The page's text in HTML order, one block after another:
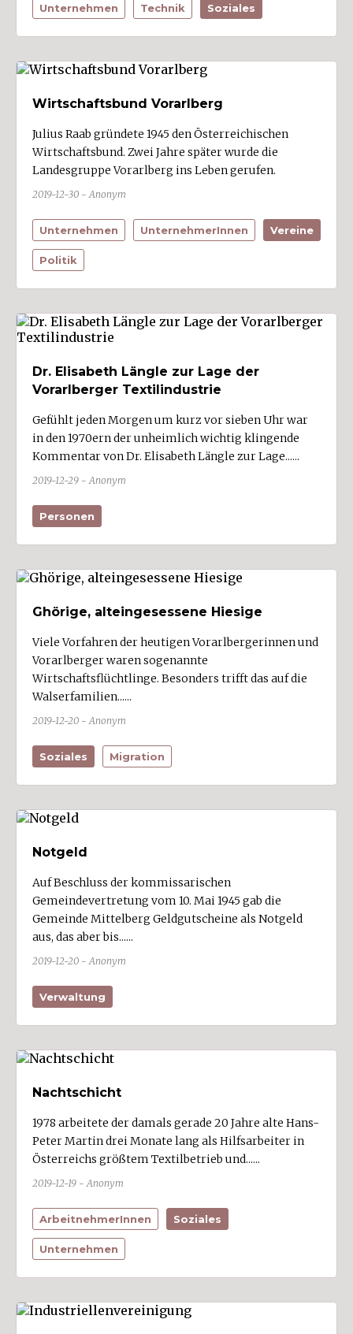
Thüringen (3)
Thüringerberg
Tschagguns (2)
Viktorsberg
Warth
Weiler
Wolfurt (1)
Zwischenwasser (2)
Treffer anzeigen
Unternehmen Technik Soziales
Wirtschaftsbund Vorarlberg
Julius Raab gründete 1945 den Österreichischen
Wirtschaftsbund. Zwei Jahre später wurde die
Landesgruppe Vorarlberg ins Leben gerufen.
2019-12-30 - Anonym
Unternehmen UnternehmerInnen Vereine
Politik
Dr. Elisabeth Längle zur Lage der
Vorarlberger Textilindustrie
Gefühlt jeden Morgen um kurz vor sieben Uhr war
in den 1970ern der unheimlich wichtig klingende
Kommentar von Dr. Elisabeth Längle zur Lage......
2019-12-29 - Anonym
Personen
Ghörige, alteingesessene Hiesige
Viele Vorfahren der heutigen Vorarlbergerinnen und
Vorarlberger waren sogenannte
Wirtschaftsflüchtlinge. Besonders trifft das auf die
Walserfamilien......
2019-12-20 - Anonym
Soziales Migration
Notgeld
Auf Beschluss der kommissarischen
Gemeindevertretung vom 10. Mai 1945 gab die
Gemeinde Mittelberg Geldgutscheine als Notgeld
aus, das aber bis......
2019-12-20 - Anonym
Verwaltung
Nachtschicht
1978 arbeitete der damals gerade 20 Jahre alte Hans-
Peter Martin drei Monate lang als Hilfsarbeiter in
Österreichs größtem Textilbetrieb und......
2019-12-19 - Anonym
ArbeitnehmerInnen Soziales
Unternehmen